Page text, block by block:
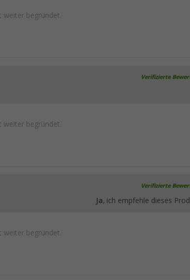
weiter begründet.
Verifizierte
weiter begründet.
Verifizierte
Ja, ich empfehle dieses
weiter begründet.